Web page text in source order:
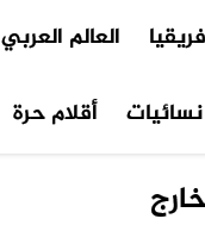
العالم العربي
نسائيات أقلام حرة